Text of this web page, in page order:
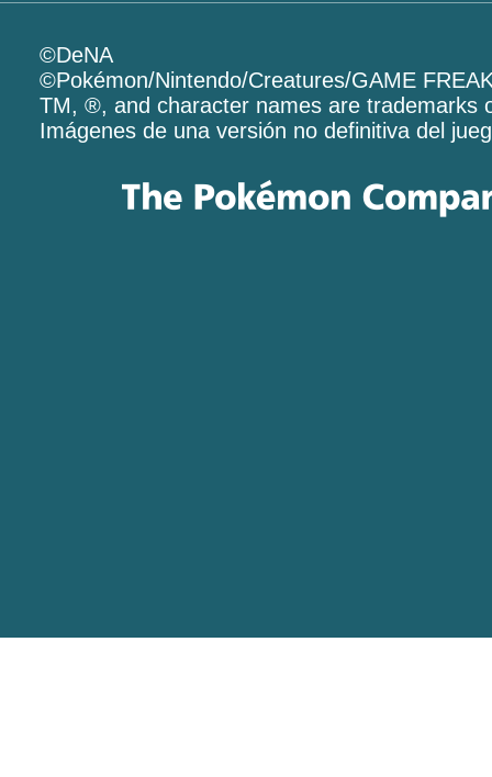
©DeNA
©Pokémon/Nintendo/Creatures/GAME
TM, ®, and character names are trademarks
Imágenes de una versión no definitiva del